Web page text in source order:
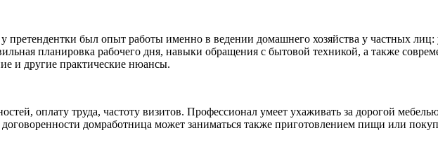
претендентки был опыт работы именно в ведении домашнего хозяйства у частных
планировка рабочего дня, навыки обращения с бытовой техникой, а также
и другие практические нюансы.
оплату труда, частоту визитов. Профессионал умеет ухаживать за дорогой
домработница может заниматься также приготовлением пищи или